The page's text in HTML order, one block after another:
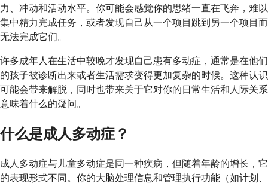
力、冲动和活动水平。你可能会感觉你的思绪一直在飞奔，难以
集中精力完成任务，或者发现自己从一个项目跳到另一个项目而
无法完成它们。
许多成年人在生活中较晚才发现自己患有多动症，通常是在他们
的孩子被诊断出来或者生活需求变得更加复杂的时候。这种认识
可能会带来解脱，同时也带来关于它对你的日常生活和人际关系
意味着什么的疑问。
什么是成人多动症？
成人多动症与儿童多动症是同一种疾病，但随着年龄的增长，它
的表现形式不同。你的大脑处理信息和管理执行功能（如计划、